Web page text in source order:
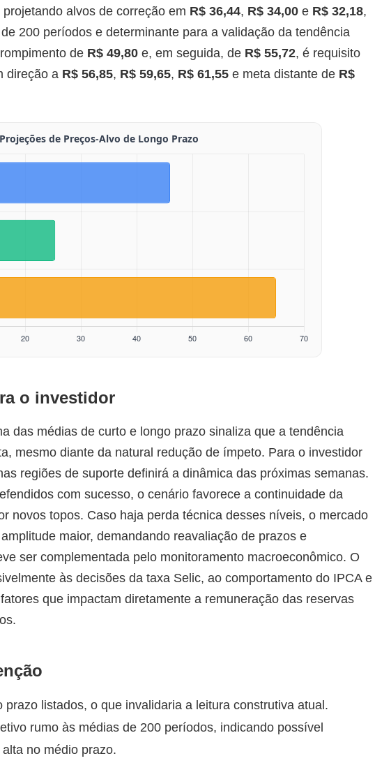
alvos de correção em R$ 36,44, R$ 34,00 e R$ 32,18,
200 períodos e determinante para a validação da tendência
de R$ 49,80 e, em seguida, de R$ 55,72, é requisito
direção a R$ 56,85, R$ 59,65, R$ 61,55 e meta distante de R$
o investidor
das médias de curto e longo prazo sinaliza que a tendência
mesmo diante da natural redução de ímpeto. Para o investidor
regiões de suporte definirá a dinâmica das próximas semanas.
com sucesso, o cenário favorece a continuidade da
novos topos. Caso haja perda técnica desses níveis, o mercado
maior, demandando reavaliação de prazos e
ser complementada pelo monitoramento macroeconômico. O
às decisões da taxa Selic, ao comportamento do IPCA e
que impactam diretamente a remuneração das reservas
prazo listados, o que invalidaria a leitura construtiva atual.
rumo às médias de 200 períodos, indicando possível
no médio prazo.